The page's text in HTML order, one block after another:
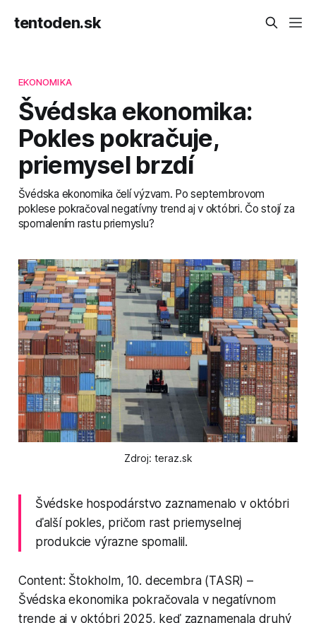
tentoden.sk
EKONOMIKA
Švédska ekonomika:
Pokles pokračuje,
priemysel brzdí
Švédska ekonomika čelí výzvam. Po septembrovom
poklese pokračoval negatívny trend aj v októbri. Čo stojí za
spomalením rastu priemyslu?
Zdroj: teraz.sk
Švédske hospodárstvo zaznamenalo v októbri
ďalší pokles, pričom rast priemyselnej
produkcie výrazne spomalil.
Content: Štokholm, 10. decembra (TASR) –
Švédska ekonomika pokračovala v negatívnom
trende aj v októbri 2025, keď zaznamenala druhý